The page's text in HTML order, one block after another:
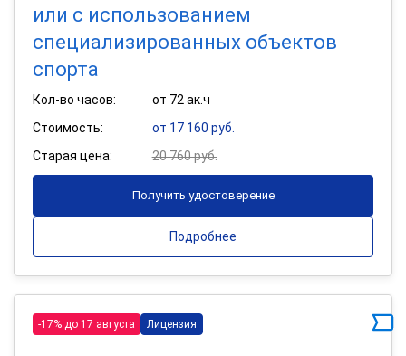
или с использованием
специализированных объектов
спорта
Кол-во часов:
от 72 ак.ч
Стоимость:
от 17 160 руб.
Старая цена:
20 760 руб.
Получить удостоверение
Подробнее
-17% до 17 августа Лицензия